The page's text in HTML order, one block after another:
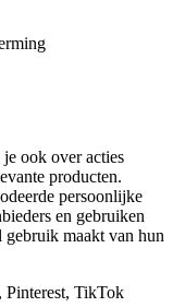
ook over acties
producten.
persoonlijke
en gebruiken
gebruik maakt van hun
TikTok